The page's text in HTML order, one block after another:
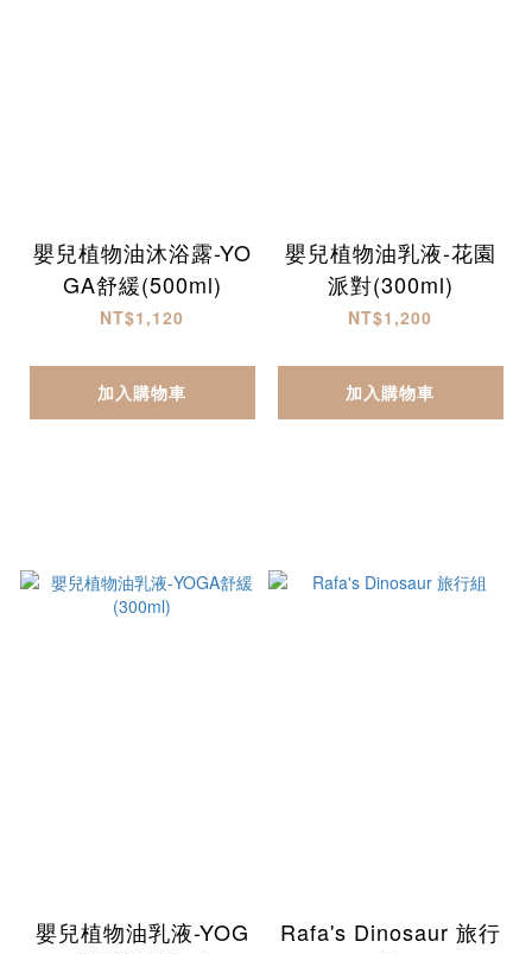
嬰兒植物油沐浴露-YO
GA舒緩(500ml)
NT$1,120
加入購物車
嬰兒植物油乳液-花園
派對(300ml)
NT$1,200
加入購物車
嬰兒植物油乳液-YOG
Rafa's Dinosaur 旅行